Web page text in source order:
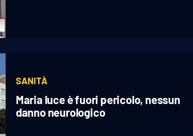
SANITÀ
Maria luce è fuori pericolo, nessun
danno neurologico